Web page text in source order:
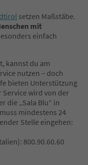
setzen Maßstäbe.
mit
einfach
kannst du am
nutzen – doch
bieten Unterstützung
Service wird von der
die „Sala Blu“ in
mindestens 24
Stelle eingehen:
800.90.60.60